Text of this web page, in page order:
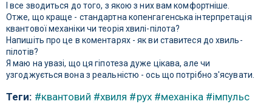
І все зводиться до того, з якою з них вам комфортніше.
Отже, що краще - стандартна копенгагенська інтерпретація
квантової механіки чи теорія хвилі-пілота?
Напишіть про це в коментарях - як ви ставитеся до хвиль-
пілотів?
Я маю на увазі, що ця гіпотеза дуже цікава, але чи
узгоджується вона з реальністю - ось що потрібно з'ясувати.
Теги: #квантовий #хвиля #рух #механіка #імпульс